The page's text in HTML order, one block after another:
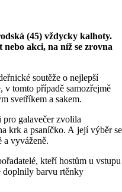
(45) vždycky kalhoty.
nebo akci, na níž se zrovna
soutěže o nejlepší
tomto případě samozřejmě
svetříkem a sakem.
galavečer zvolila
krk a psaníčko. A její výběr se
a vyváženě.
kteří hostům u vstupu
doplnily barvu rtěnky